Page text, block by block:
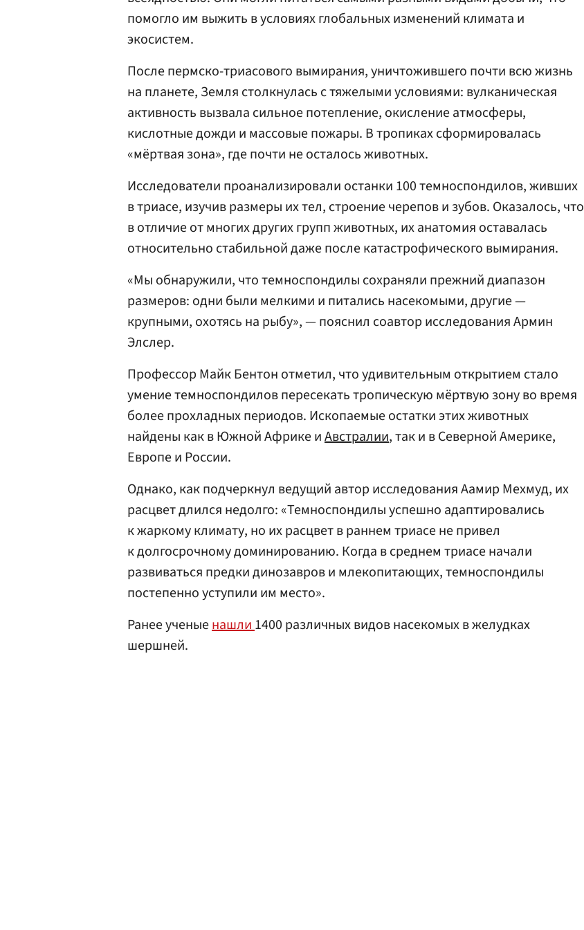
помогло им выжить в условиях глобальных изменений климата и
экосистем.
После пермско-триасового вымирания, уничтожившего почти всю жизнь
на планете, Земля столкнулась с тяжелыми условиями: вулканическая
активность вызвала сильное потепление, окисление атмосферы,
кислотные дожди и массовые пожары. В тропиках сформировалась
«мёртвая зона», где почти не осталось животных.
Исследователи проанализировали останки 100 темноспондилов, живших
в триасе, изучив размеры их тел, строение черепов и зубов. Оказалось, что
в отличие от многих других групп животных, их анатомия оставалась
относительно стабильной даже после катастрофического вымирания.
«Мы обнаружили, что темноспондилы сохраняли прежний диапазон
размеров: одни были мелкими и питались насекомыми, другие —
крупными, охотясь на рыбу», — пояснил соавтор исследования Армин
Элслер.
Профессор Майк Бентон отметил, что удивительным открытием стало
умение темноспондилов пересекать тропическую мёртвую зону во время
более прохладных периодов. Ископаемые остатки этих животных
найдены как в Южной Африке иАвстралии, так и в Северной Америке,
Европе и России.
Однако, как подчеркнул ведущий автор исследования Аамир Мехмуд, их
расцвет длился недолго: «Темноспондилы успешно адаптировались
к жаркому климату, но их расцвет в раннем триасе не привел
к долгосрочному доминированию. Когда в среднем триасе начали
развиваться предки динозавров и млекопитающих, темноспондилы
постепенно уступили им место».
Ранее ученыенашли1400 различных видов насекомых в желудках
шершней.